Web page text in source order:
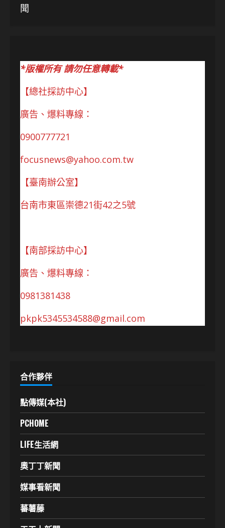
聞
*版權所有 請勿任意轉載*
【總社採訪中心】
廣告、爆料專線：
0900777721
focusnews@yahoo.com.tw
【臺南辦公室】
台南市東區崇德21街42之5號
【南部採訪中心】
廣告、爆料專線：
0981381438
pkpk5345534588@gmail.com
合作夥伴
點傳媒(本社)
PCHOME
LIFE生活網
奧丁丁新聞
媒事看新聞
蕃薯藤